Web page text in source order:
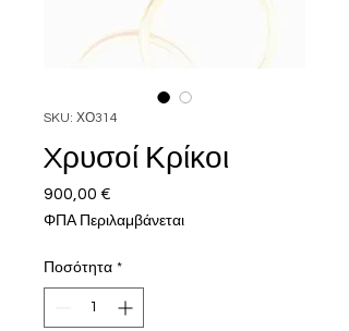
SKU: ΧΟ314
Xρυσοί Κρίκοι
900,00 €
ΦΠΑ Περιλαμβάνεται
Ποσότητα *